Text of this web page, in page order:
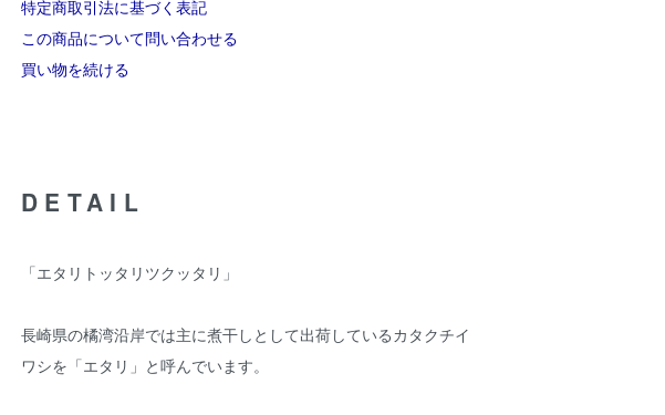
特定商取引法に基づく表記
この商品について問い合わせる
買い物を続ける
DETAIL
「エタリトッタリツクッタリ」
長崎県の橘湾沿岸では主に煮干しとして出荷しているカタクチイ
ワシを「エタリ」と呼んでいます。